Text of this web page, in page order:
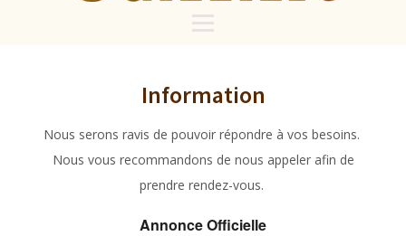
Information
Nous serons ravis de pouvoir répondre à vos besoins.
Nous vous recommandons de nous appeler afin de
prendre rendez-vous.
Annonce Officielle